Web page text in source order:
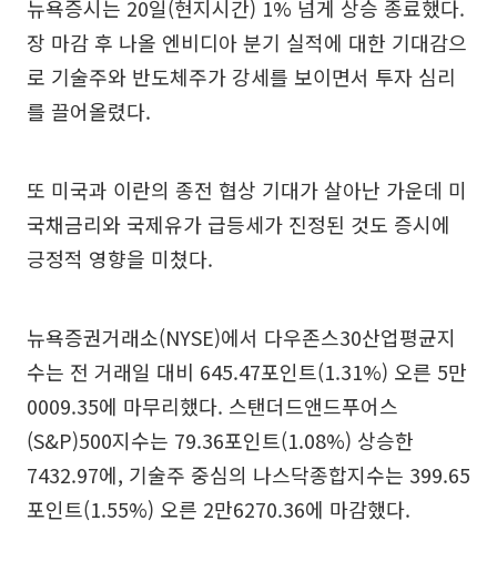
뉴욕증시는 20일(현지시간) 1% 넘게 상승 종료했다.
장 마감 후 나올 엔비디아 분기 실적에 대한 기대감으
로 기술주와 반도체주가 강세를 보이면서 투자 심리
를 끌어올렸다.
또 미국과 이란의 종전 협상 기대가 살아난 가운데 미
국채금리와 국제유가 급등세가 진정된 것도 증시에
긍정적 영향을 미쳤다.
뉴욕증권거래소(NYSE)에서 다우존스30산업평균지
수는 전 거래일 대비 645.47포인트(1.31%) 오른 5만
0009.35에 마무리했다. 스탠더드앤드푸어스
(S&P)500지수는 79.36포인트(1.08%) 상승한
7432.97에, 기술주 중심의 나스닥종합지수는 399.65
포인트(1.55%) 오른 2만6270.36에 마감했다.